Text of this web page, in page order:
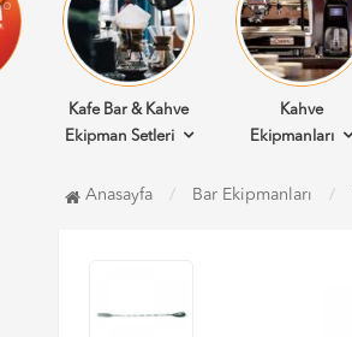
Kafe Bar & Kahve
Ekipman Setleri
Kahve
Ekipmanları
Anasayfa Bar Ekipmanları